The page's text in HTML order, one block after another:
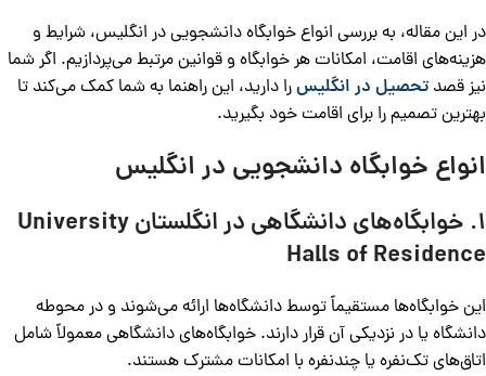
در این مقاله، به بررسی انواع خوابگاه‌ دانشجویی در انگلیس، شرایط و
هزینه‌های اقامت، امکانات هر خوابگاه و قوانین مرتبط می‌پردازیم. اگر شما
نیز قصد تحصیل در انگلیسرا دارید، این راهنما به شما کمک می‌کند تا
بهترین تصمیم را برای اقامت خود بگیرید.
انواع خوابگاه‌ دانشجویی در انگلیس
۱. خوابگاه‌های دانشگاهی در انگلستانUniversity
Halls of Residence
این خوابگاه‌ها مستقیماً توسط دانشگاه‌ها ارائه می‌شوند و در محوطه
دانشگاه یا در نزدیکی آن قرار دارند. خوابگاه‌های دانشگاهی معمولاً شامل
اتاق‌های تک‌نفره یا چندنفره با امکانات مشترک هستند.